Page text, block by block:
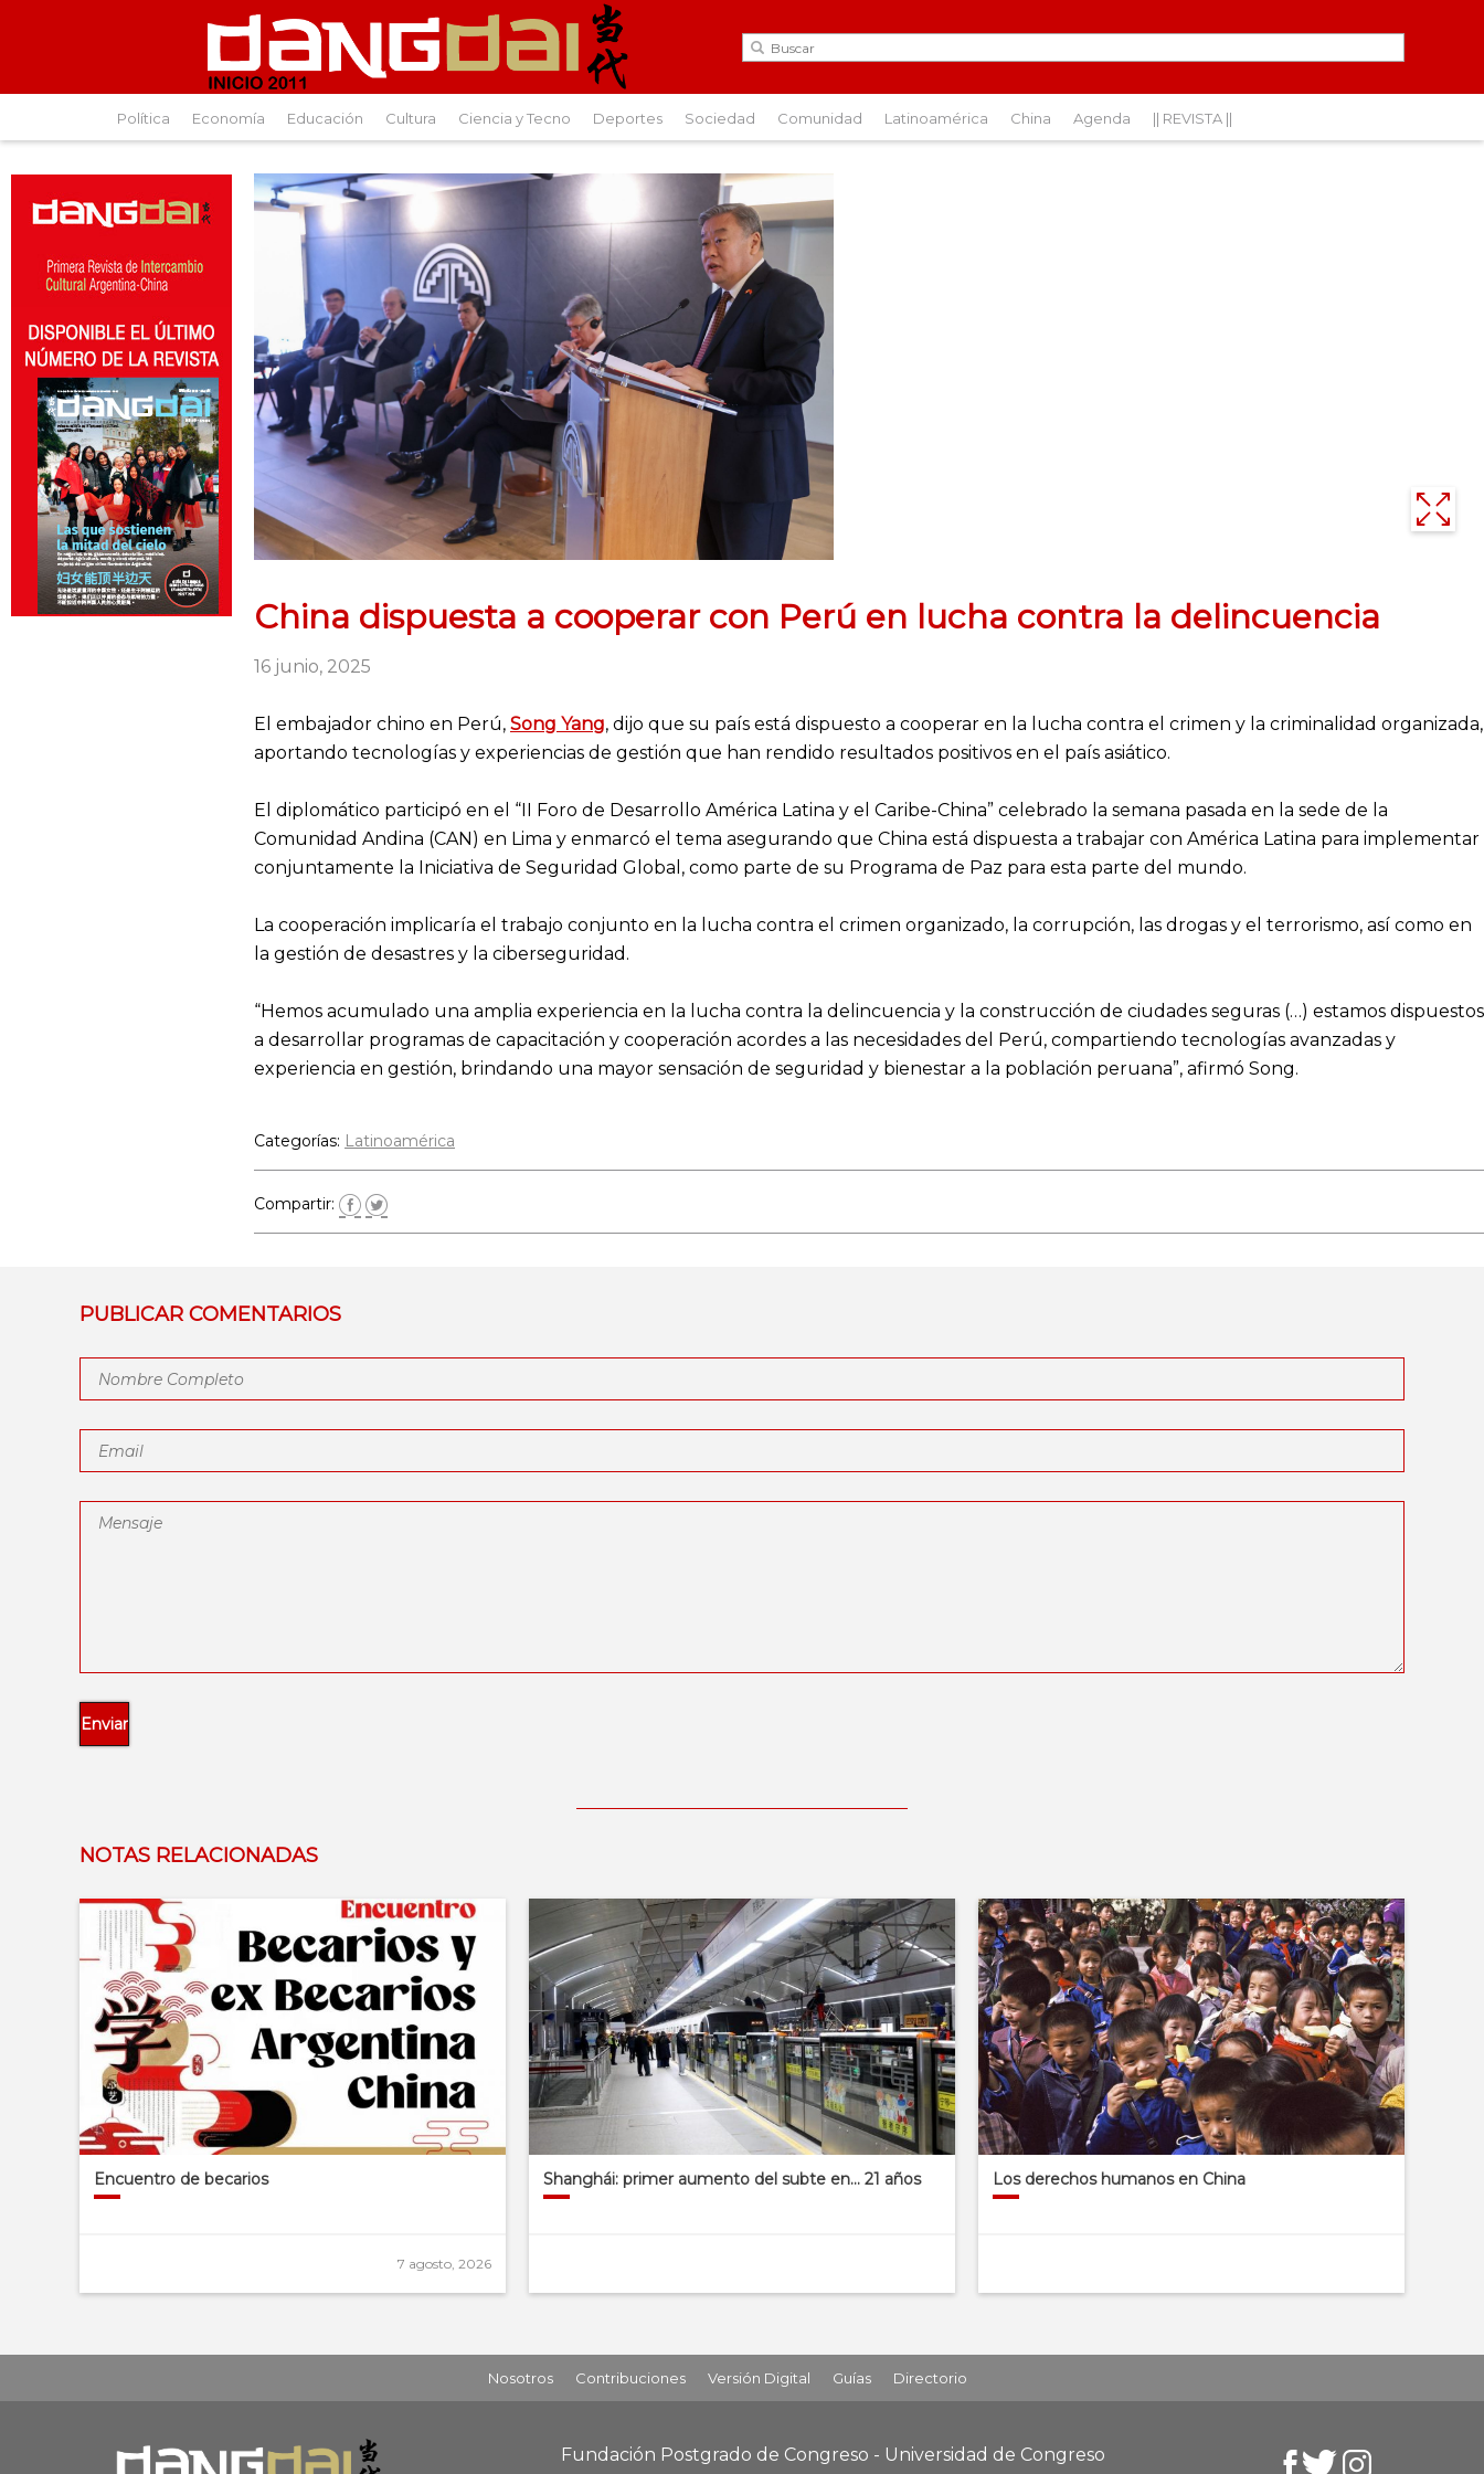
Política Economía Educación Cultura Ciencia y Tecno Deportes Sociedad Comunidad Latinoamérica China Agenda || REVISTA ||
China dispuesta a cooperar con Perú en lucha contra la delincuencia
16 junio, 2025
El embajador chino en Perú, Song Yang, dijo que su país está dispuesto a cooperar en la lucha contra el crimen y la criminalidad organizada,
aportando tecnologías y experiencias de gestión que han rendido resultados positivos en el país asiático.
El diplomático participó en el “II Foro de Desarrollo América Latina y el Caribe-China” celebrado la semana pasada en la sede de la
Comunidad Andina (CAN) en Lima y enmarcó el tema asegurando que China está dispuesta a trabajar con América Latina para implementar
conjuntamente la Iniciativa de Seguridad Global, como parte de su Programa de Paz para esta parte del mundo.
La cooperación implicaría el trabajo conjunto en la lucha contra el crimen organizado, la corrupción, las drogas y el terrorismo, así como en
la gestión de desastres y la ciberseguridad.
“Hemos acumulado una amplia experiencia en la lucha contra la delincuencia y la construcción de ciudades seguras (…) estamos dispuestos
a desarrollar programas de capacitación y cooperación acordes a las necesidades del Perú, compartiendo tecnologías avanzadas y
experiencia en gestión, brindando una mayor sensación de seguridad y bienestar a la población peruana”, afirmó Song.
Categorías: Latinoamérica
Compartir:
PUBLICAR COMENTARIOS
NOTAS RELACIONADAS
Encuentro de becarios
7 agosto, 2026
Shanghái: primer aumento del subte en… 21 años Los derechos humanos en China
Nosotros Contribuciones Versión Digital Guías Directorio
Fundación Postgrado de Congreso - Universidad de Congreso